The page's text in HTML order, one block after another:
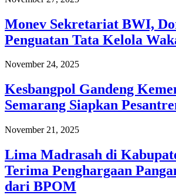
Monev Sekretariat BWI,
Penguatan Tata Kelola
November 24, 2025
Kesbangpol Gandeng
Semarang Siapkan
November 21, 2025
Lima Madrasah di
Terima Penghargaan
dari BPOM